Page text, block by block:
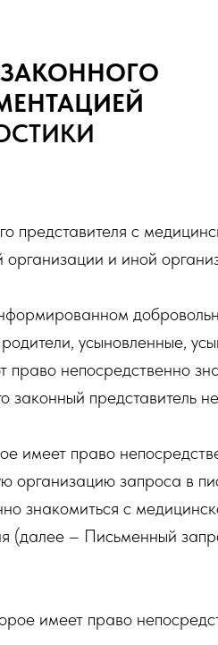
представителя с
и иной
усыновленные,
непосредственно
законный представитель
имеет право
организацию запроса в
знакомиться с
(далее – Письменный
имеет право